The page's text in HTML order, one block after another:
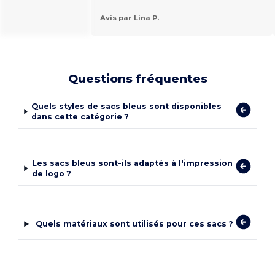
Avis par Lina P.
Questions fréquentes
Quels styles de sacs bleus sont disponibles
dans cette catégorie ?
Les sacs bleus sont-ils adaptés à l'impression
de logo ?
Quels matériaux sont utilisés pour ces sacs ?